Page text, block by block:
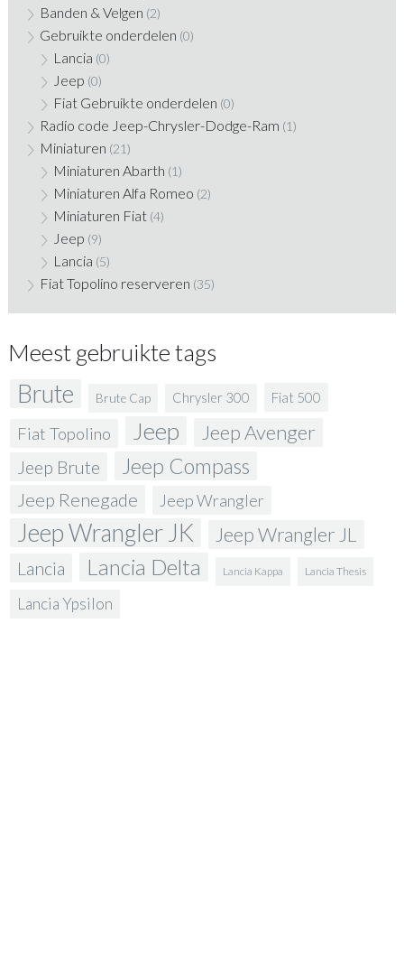
Banden & Velgen (2)
Gebruikte onderdelen (0)
Lancia (0)
Jeep (0)
Fiat Gebruikte onderdelen (0)
Radio code Jeep-Chrysler-Dodge-Ram (1)
Miniaturen (21)
Miniaturen Abarth (1)
Miniaturen Alfa Romeo (2)
Miniaturen Fiat (4)
Jeep (9)
Lancia (5)
Fiat Topolino reserveren (35)
Meest gebruikte tags
Brute Brute Cap Chrysler 300 Fiat 500
Fiat Topolino Jeep Jeep Avenger
Jeep Brute Jeep Compass
Jeep Renegade Jeep Wrangler
Jeep Wrangler JK Jeep Wrangler JL
Lancia Lancia Delta Lancia Kappa Lancia Thesis
Lancia Ypsilon